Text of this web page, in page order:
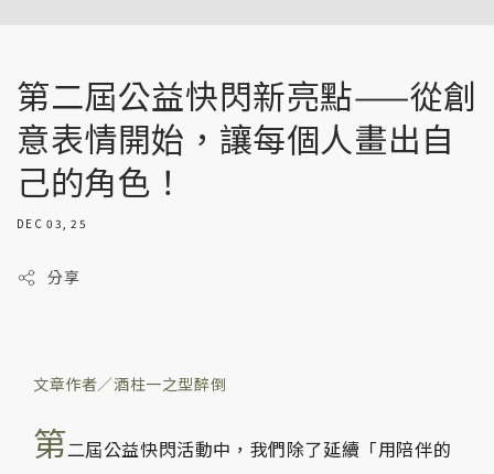
第二屆公益快閃新亮點——從創
意表情開始，讓每個人畫出自
己的角色！
DEC 03, 25
分享
文章作者／酒柱一之型醉倒
第二屆公益快閃活動中，我們除了延續「用陪伴的